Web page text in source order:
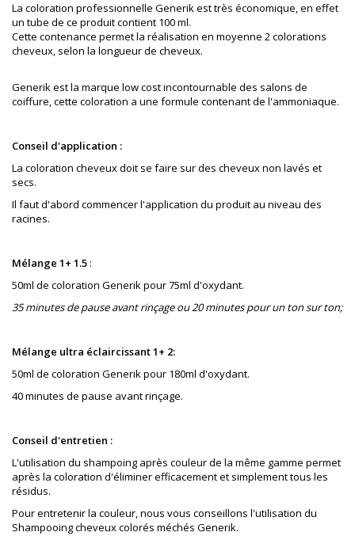
La coloration professionnelle Generik est très économique, en effet
un tube de ce produit contient 100 ml.
Cette contenance permet la réalisation en moyenne 2 colorations
cheveux, selon la longueur de cheveux.
Generik est la marque low cost incontournable des salons de
coiffure, cette coloration a une formule contenant de l'ammoniaque.
Conseil d'application :
La coloration cheveux doit se faire sur des cheveux non lavés et
secs.
Il faut d'abord commencer l'application du produit au niveau des
racines.
Mélange 1+ 1.5 :
50ml de coloration Generik pour 75ml d'oxydant.
35 minutes de pause avant rinçage ou 20 minutes pour un ton sur ton;
Mélange ultra éclaircissant 1+ 2:
50ml de coloration Generik pour 180ml d'oxydant.
40 minutes de pause avant rinçage.
Conseil d'entretien :
L'utilisation du shampoing après couleur de la même gamme permet
après la coloration d'éliminerefficacementet simplement tous les
résidus.
Pour entretenir la couleur, nous vous conseillons l'utilisation du
Shampooing cheveux colorés méchés Generik.